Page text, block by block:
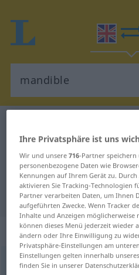
Englisch-Deutsch
"mandible"
"mandible"
„mandible“:
mandible [ˈmændibl; -də-]s
Ihre Privatsphäre ist uns
Wir und unsere716-Partner
personenbezogene Daten wie
Kennungen auf Ihrem Gerät zu.
aktivieren Sie Tracking-Technologien
Partner verarbeiten Daten, um Ihnen
aufgeführten Zwecke. Wenn Tracker
Inhalte und Anzeigen möglicherweise
können dieses Menü jederzeit wieder
ändern oder Ihre Einwilligung zu
Privatsphäre-Einstellungen am
Einstellungen gelten innerhalb
finden Sie in unserer